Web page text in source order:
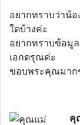
อยากทราบว่าน้อ
ใดบ้างค่ะ
อยากทราบข้อมู
เอกดรุณค่ะ
ขอบพระคุณมาก
คุ